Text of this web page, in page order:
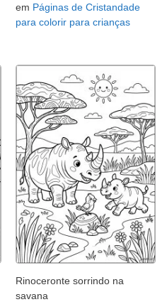
em Páginas de Cristandade
para colorir para crianças
Rinoceronte sorrindo na
savana